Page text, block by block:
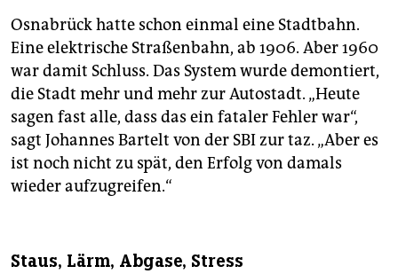
Osnabrück hatte schon einmal eine Stadtbahn.
Eine elektrische Straßenbahn, ab 1906. Aber 1960
war damit Schluss. Das System wurde demontiert,
die Stadt mehr und mehr zur Autostadt. „Heute
sagen fast alle, dass das ein fataler Fehler war“,
sagt Johannes Bartelt von der SBI zur taz. „Aber es
ist noch nicht zu spät, den Erfolg von damals
wieder aufzugreifen.“
Staus, Lärm, Abgase, Stress